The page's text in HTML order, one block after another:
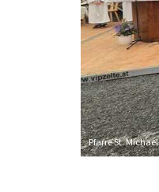
Pfarre St. Michael